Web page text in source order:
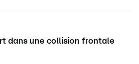
dans une collision frontale